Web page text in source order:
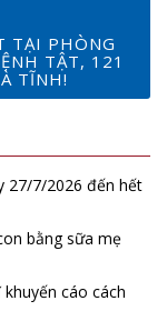
TẠI PHÒNG
TẬT, 121
TĨNH!
27/7/2026 đến hết
bằng sữa mẹ
cáo cách